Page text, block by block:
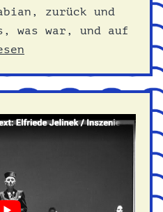
zurück und
was war, und auf